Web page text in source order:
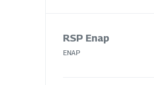
RSP Enap
ENAP